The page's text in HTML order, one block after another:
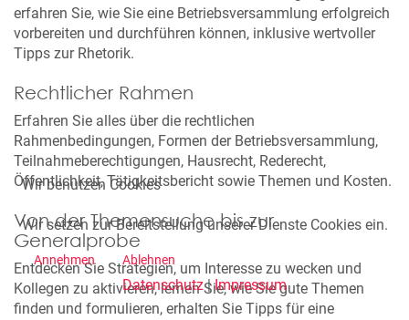
erfahren Sie, wie Sie eine Betriebsversammlung erfolgreich
vorbereiten und durchführen können, inklusive wertvoller
Tipps zur Rhetorik.
Rechtlicher Rahmen
Erfahren Sie alles über die rechtlichen
Rahmenbedingungen, Formen der Betriebsversammlung,
Teilnahmeberechtigungen, Hausrecht, Rederecht,
Öffentlichkeit, Tätigkeitsbericht sowie Themen und Kosten.
Von der Themensuche bis zur
Generalprobe
Entdecken Sie Strategien, um Interesse zu wecken und
Kollegen zu aktivieren, lernen Sie, wie Sie gute Themen
finden und formulieren, erhalten Sie Tipps für eine
Wir benutzen Cookies
Wir setzen zur Bereitstellung unserer Dienste Cookies ein.
Annehmen Ablehnen
Datenschutz|Impressum